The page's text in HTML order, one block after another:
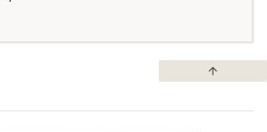
arrow_upward